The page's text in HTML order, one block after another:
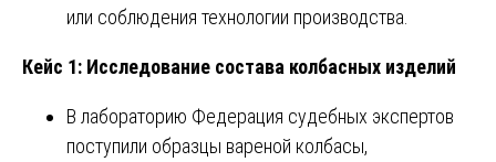
или соблюдения технологии производства.
Кейс 1: Исследование состава колбасных изделий
В лабораторию Федерация судебных экспертов
поступили образцы вареной колбасы,